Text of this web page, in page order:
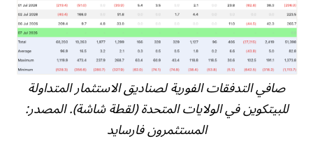
صافي التدفقات الفورية لصناديق الاستثمار المتداولة
للبيتكوين في الولايات المتحدة (لقطة شاشة). المصدر:
المستثمرون فارسايد